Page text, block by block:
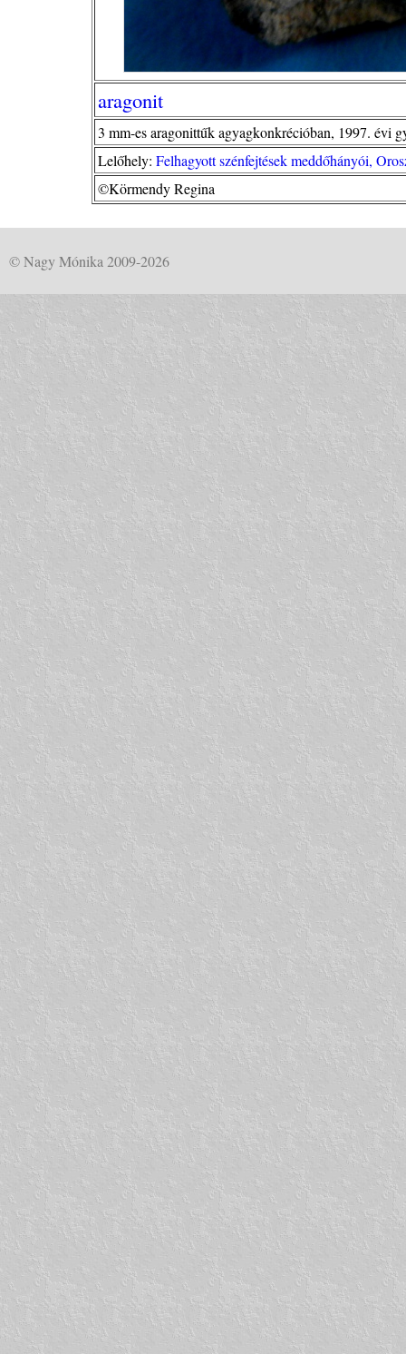
aragonit
3 mm-es aragonittűk agyagkonkrécióban, 1997. évi
Lelőhely: Felhagyott szénfejtések meddőhányói,
©Körmendy Regina
© Nagy Mónika 2009-2026